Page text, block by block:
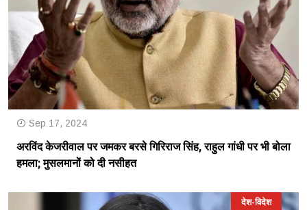
Sep 17, 2024
अरविंद केजरीवाल पर जमकर बरसे गिरिराज सिंह, राहुल गांधी पर भी बोला
हमला; मुसलमानों को दी नसीहत
देश-विदेश